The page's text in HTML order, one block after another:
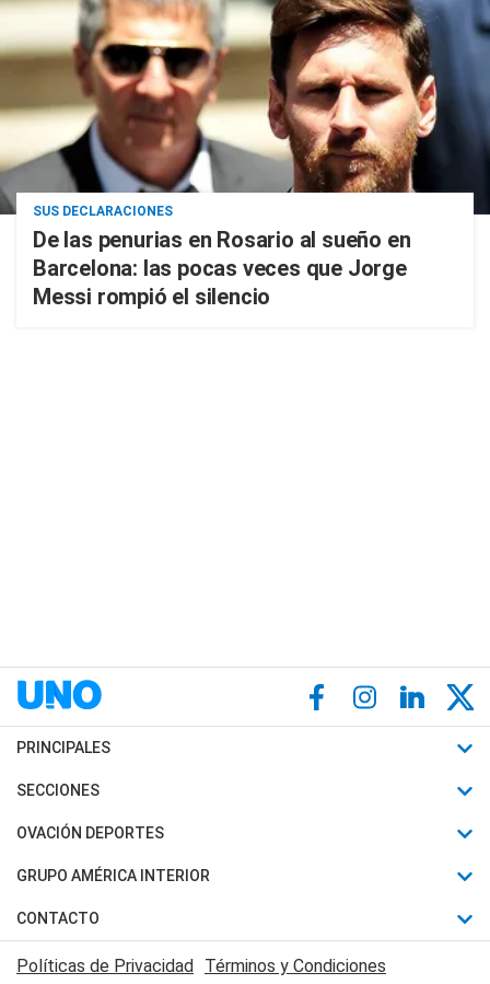
SUS DECLARACIONES
De las penurias en Rosario al sueño en
Barcelona: las pocas veces que Jorge
Messi rompió el silencio
PRINCIPALES
Últimas Noticias
Política
Judiciales
Economia
SECCIONES
Horóscopo
Motores
Trucos caseros
Series y Películas
OVACIÓN DEPORTES
Fútbol
Mundial
Automovilismo
Rugby
GRUPO AMÉRICA INTERIOR
Canal 7 en Vivo
CONTACTO
Acerca de Nosotros
Políticas de Privacidad Términos y Condiciones